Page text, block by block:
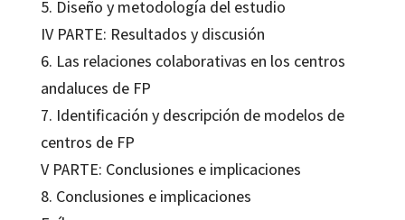
5. Diseño y metodología del estudio
IV PARTE: Resultados y discusión
6. Las relaciones colaborativas en los centros
andaluces de FP
7. Identificación y descripción de modelos de
centros de FP
V PARTE: Conclusiones e implicaciones
8. Conclusiones e implicaciones